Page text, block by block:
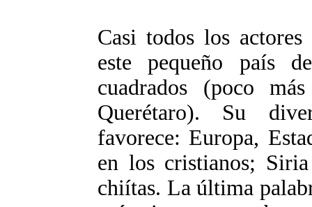
Casi todos los
este pequeño país
cuadrados (poco
Querétaro). Su
favorece: Europa,
en los cristianos;
chiítas. La última